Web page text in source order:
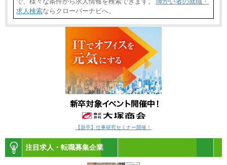
求人検索ならクローバーナビへ。
【新卒】仕事研究セミナー開催！
注目求人・転職募集企業